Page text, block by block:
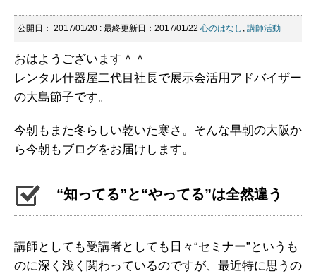
公開日： 2017/01/20 : 最終更新日：2017/01/22 心のはなし , 講師活動
おはようございます＾＾
レンタル什器屋二代目社長で展示会活用アドバイザー
の大島節子です。
今朝もまた冬らしい乾いた寒さ。そんな早朝の大阪か
ら今朝もブログをお届けします。
“知ってる”と“やってる”は全然違う
講師としても受講者としても日々“セミナー”というも
のに深く浅く関わっているのですが、最近特に思うの